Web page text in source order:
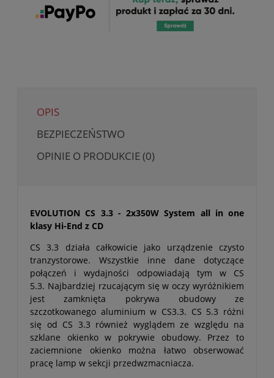
OPIS
BEZPIECZEŃSTWO
OPINIE O PRODUKCIE (0)
EVOLUTION CS 3.3 - 2x350W System all in one
klasy Hi-End z CD
CS 3.3 działa całkowicie jako urządzenie czysto
tranzystorowe. Wszystkie inne dane dotyczące
połączeń i wydajności odpowiadają tym w CS
5.3. Najbardziej rzucającym się w oczy wyróżnikiem
jest zamknięta pokrywa obudowy ze
szczotkowanego aluminium w CS3.3. CS 5.3 różni
się od CS 3.3 również wyglądem ze względu na
szklane okienko w pokrywie obudowy. Przez to
zaciemnione okienko można łatwo obserwować
pracę lamp w sekcji przedwzmacniacza.